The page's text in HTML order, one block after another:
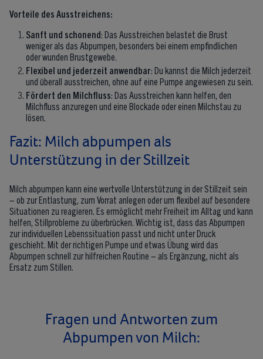
Vorteile des Ausstreichens:
Sanft und schonend: Das Ausstreichen belastet die Brust
weniger als das Abpumpen, besonders bei einem empfindlichen
oder wunden Brustgewebe.
Flexibel und jederzeit anwendbar: Du kannst die Milch jederzeit
und überall ausstreichen, ohne auf eine Pumpe angewiesen zu sein.
Fördert den Milchfluss: Das Ausstreichen kann helfen, den
Milchfluss anzuregen und eine Blockade oder einen Milchstau zu
lösen.
Fazit: Milch abpumpen als
Unterstützung in der Stillzeit
Milch abpumpen kann eine wertvolle Unterstützung in der Stillzeit sein
– ob zur Entlastung, zum Vorrat anlegen oder um flexibel auf besondere
Situationen zu reagieren. Es ermöglicht mehr Freiheit im Alltag und kann
helfen, Stillprobleme zu überbrücken. Wichtig ist, dass das Abpumpen
zur individuellen Lebenssituation passt und nicht unter Druck
geschieht. Mit der richtigen Pumpe und etwas Übung wird das
Abpumpen schnell zur hilfreichen Routine – als Ergänzung, nicht als
Ersatz zum Stillen.
Fragen und Antworten zum
Abpumpen von Milch: